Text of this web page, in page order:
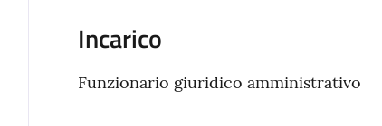
Incarico
Funzionario giuridico amministrativo